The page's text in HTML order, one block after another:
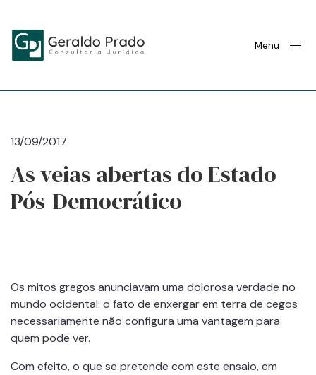
Menu
13/09/2017
As veias abertas do Estado
Pós-Democrático
Os mitos gregos anunciavam uma dolorosa verdade no
mundo ocidental: o fato de enxergar em terra de cegos
necessariamente não configura uma vantagem para
quem pode ver.
Com efeito, o que se pretende com este ensaio, em